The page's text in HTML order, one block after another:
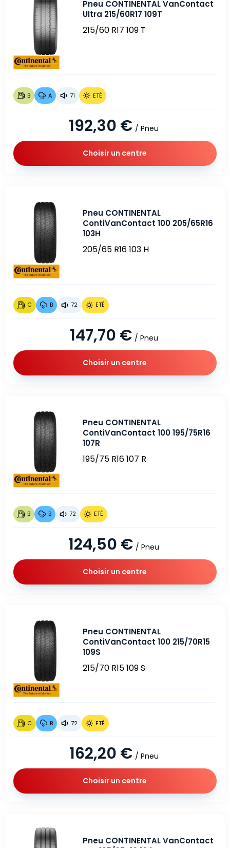
Pneu CONTINENTAL VanContact
Ultra 215/60R17 109T
215/60 R17 109 T
B A 71 ETÉ
192,30 € / Pneu
Choisir un centre
Pneu CONTINENTAL
ContiVanContact 100 205/65R16
103H
205/65 R16 103 H
C B 72 ETÉ
147,70 € / Pneu
Choisir un centre
Pneu CONTINENTAL
ContiVanContact 100 195/75R16
107R
195/75 R16 107 R
B B 72 ETÉ
124,50 € / Pneu
Choisir un centre
Pneu CONTINENTAL
ContiVanContact 100 215/70R15
109S
215/70 R15 109 S
C B 72 ETÉ
162,20 € / Pneu
Choisir un centre
Pneu CONTINENTAL VanContact